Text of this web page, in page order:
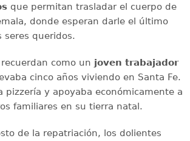
que permitan trasladar el cuerpo de
donde esperan darle el último
seres queridos.
como un joven trabajador
cinco años viviendo en Santa Fe.
pizzería y apoyaba económicamente a
familiares en su tierra natal.
de la repatriación, los dolientes